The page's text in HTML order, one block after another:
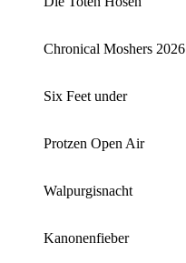
Chronical Moshers 2026
Six Feet under
Protzen Open Air
Walpurgisnacht
Kanonenfieber